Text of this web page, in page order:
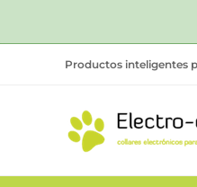
Productos inteligentes